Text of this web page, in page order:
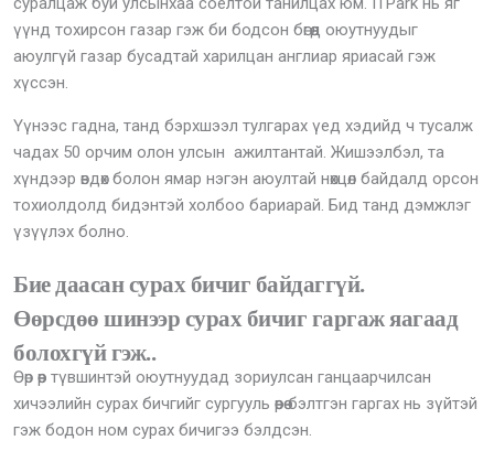
үүнд тохирсон газар гэж би бодсон бөгөөд оюутнуудыг
аюулгүй газар бусадтай харилцан англиар яриасай гэж
хүссэн.
Үүнээс гадна, танд бэрхшээл тулгарах үед хэдийд ч тусалж
чадах 50 орчим олон улсын ажилтантай. Жишээлбэл, та
хүндээр өвдөх болон ямар нэгэн аюултай нөхцөл байдалд орсон
тохиолдолд бидэнтэй холбоо бариарай. Бид танд дэмжлэг
үзүүлэх болно.
Бие даасан сурах бичиг байдаггүй.
Өөрсдөө шинээр сурах бичиг гаргаж яагаад
болохгүй гэж..
Өөр өөр түвшинтэй оюутнуудад зориулсан ганцаарчилсан
хичээлийн сурах бичгийг сургууль өөрөө бэлтгэн гаргах нь зүйтэй
гэж бодон ном сурах бичигээ бэлдсэн.